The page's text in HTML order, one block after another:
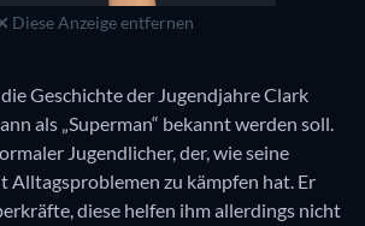
Diese Anzeige entfernen
Geschichte der Jugendjahre Clark
als „Superman“ bekannt werden soll.
Jugendlicher, der, wie seine
Alltagsproblemen zu kämpfen hat. Er
diese helfen ihm allerdings nicht